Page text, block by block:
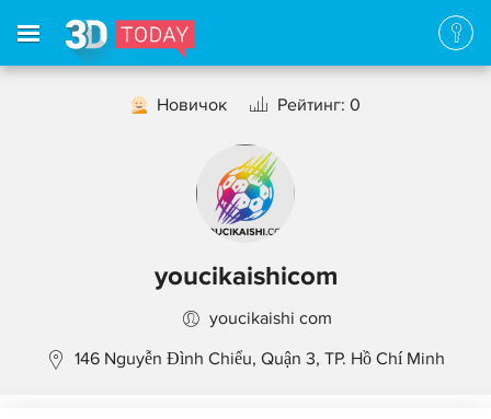
Новичок Рейтинг: 0
youcikaishicom
youcikaishi com
146 Nguyễn Đình Chiểu, Quận 3, TP. Hồ Chí Minh